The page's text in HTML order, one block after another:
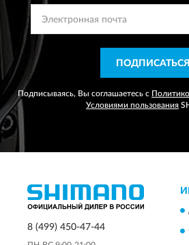
ПОДПИСАТЬСЯ
Подписываясь, Вы соглашаетесь с
Условиями пользования
8 (499) 450-47-44